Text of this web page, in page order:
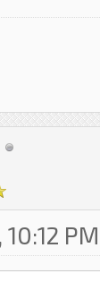
PM